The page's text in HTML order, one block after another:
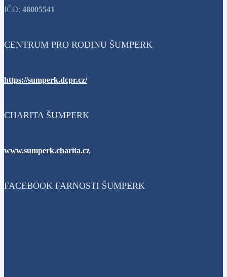
IČO: 48005541
CENTRUM PRO RODINU ŠUMPERK
https://sumperk.dcpr.cz/
CHARITA ŠUMPERK
www.sumperk.charita.cz
FACEBOOK FARNOSTI ŠUMPERK